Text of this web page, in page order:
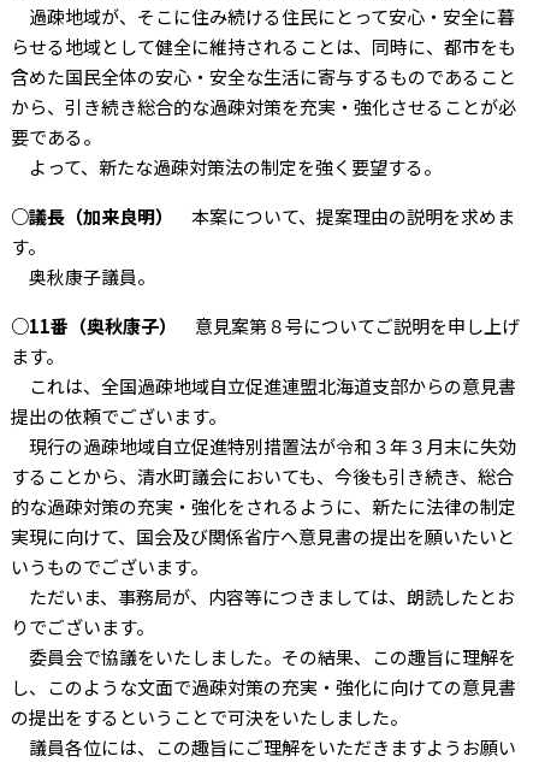
過疎地域が、そこに住み続ける住民にとって安心・安全に暮
らせる地域として健全に維持されることは、同時に、都市をも
含めた国民全体の安心・安全な生活に寄与するものであること
から、引き続き総合的な過疎対策を充実・強化させることが必
要である。
よって、新たな過疎対策法の制定を強く要望する。
○議長（加来良明）
本案について、提案理由の説明を求めま
す。
奥秋康子議員。
○11番（奥秋康子）
意見案第８号についてご説明を申し上げ
ます。
これは、全国過疎地域自立促進連盟北海道支部からの意見書
提出の依頼でございます。
現行の過疎地域自立促進特別措置法が令和３年３月末に失効
することから、清水町議会においても、今後も引き続き、総合
的な過疎対策の充実・強化をされるように、新たに法律の制定
実現に向けて、国会及び関係省庁へ意見書の提出を願いたいと
いうものでございます。
ただいま、事務局が、内容等につきましては、朗読したとお
りでございます。
委員会で協議をいたしました。その結果、この趣旨に理解を
し、このような文面で過疎対策の充実・強化に向けての意見書
の提出をするということで可決をいたしました。
議員各位には、この趣旨にご理解をいただきますようお願い